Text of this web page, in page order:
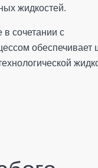
жидкостей.
сочетании с
обеспечивает